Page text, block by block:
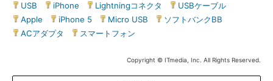
USB iPhone Lightningコネクタ USBケーブル
Apple
iPhone 5 Micro USB ソフトバンクBB
ACアダプタ
スマートフォン
Copyright © ITmedia, Inc. All Rights Reserved.